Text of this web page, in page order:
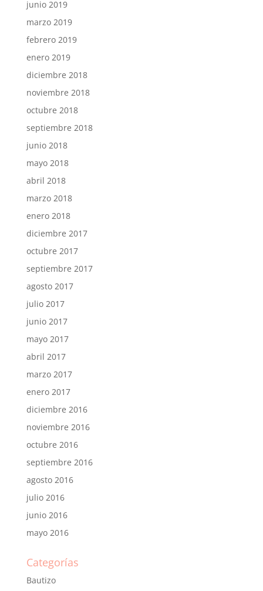
junio 2019
marzo 2019
febrero 2019
enero 2019
diciembre 2018
noviembre 2018
octubre 2018
septiembre 2018
junio 2018
mayo 2018
abril 2018
marzo 2018
enero 2018
diciembre 2017
octubre 2017
septiembre 2017
agosto 2017
julio 2017
junio 2017
mayo 2017
abril 2017
marzo 2017
enero 2017
diciembre 2016
noviembre 2016
octubre 2016
septiembre 2016
agosto 2016
julio 2016
junio 2016
mayo 2016
Categorías
Bautizo